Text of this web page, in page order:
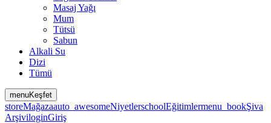
Masaj Yağı
Mum
Tütsü
Sabun
Alkali Su
Dizi
Tümü
menuKeşfet
storeMağazaauto_awesomeNiyetlerschoolEğitimlermenu_bookŞiva
ArşiviloginGiriş